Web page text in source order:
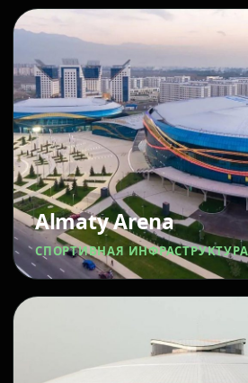
Almaty Arena
СПОРТИВНАЯ ИНФРАСТРУКТУРА